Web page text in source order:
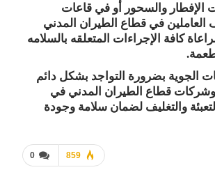
الإفطار والسحور أو في قاعات
العاملين في قطاع الطيران المدني
كافة الإجراءات المتعلقه بالسلامه
بضرورة التواجد بشكل دائم
وشركات قطاع الطيران المدني في
والتغليف لضمان سلامة وجودة
0 859